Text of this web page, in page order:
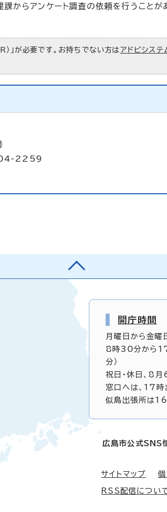
からアンケート調査の依頼を行うことが
」が必要です。お持ちでない方は アドビシステ
2259
開庁時間
月曜日から金曜
8時30分から17
分）
祝日・休日、8
窓口へは、17時
似島出張所は
広島市公式SNS
サイトマップ
RSS配信につい